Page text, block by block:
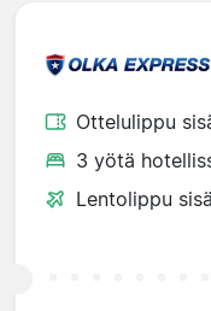
Ottelulippu
3 yötä
Lentolippu